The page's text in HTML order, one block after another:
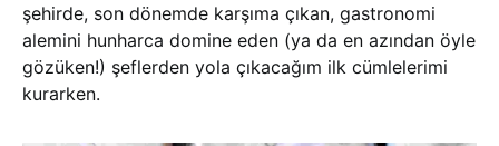
şehirde, son dönemde karşıma çıkan, gastronomi
alemini hunharca domine eden (ya da en azından öyle
gözüken!) şeflerden yola çıkacağım ilk cümlelerimi
kurarken.